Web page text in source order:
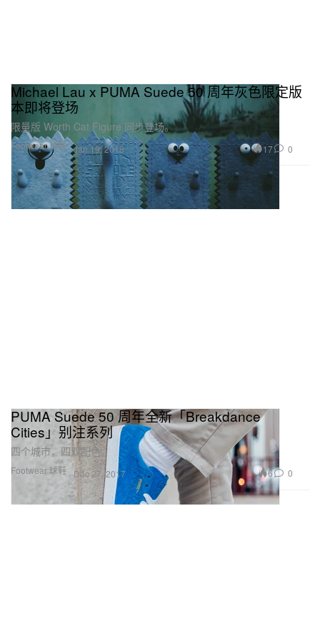
Footwear 球鞋
Michael Lau x PUMA Suede 50 周年灰色限定版
本即将登场
限量版 Worth Cat Figure 同步登场。
Jan 19, 2018 17 0
Footwear 球鞋
PUMA Suede 50 周年全新「Breakdance
Cities」别注系列
四个城市，四双配色。
Dec 27, 2017 6 0